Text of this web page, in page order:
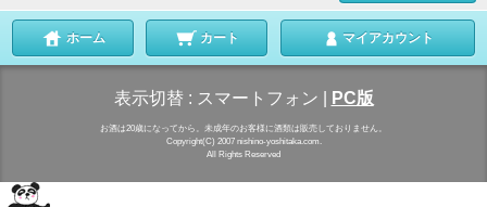
ホーム カート マイアカウント
表示切替 : スマートフォン PC版
お酒は20歳になってから。未成年のお客様に酒類は販売しておりません。
Copyright(C) 2007 nishino-yoshitaka.com.
All Rights Reserved